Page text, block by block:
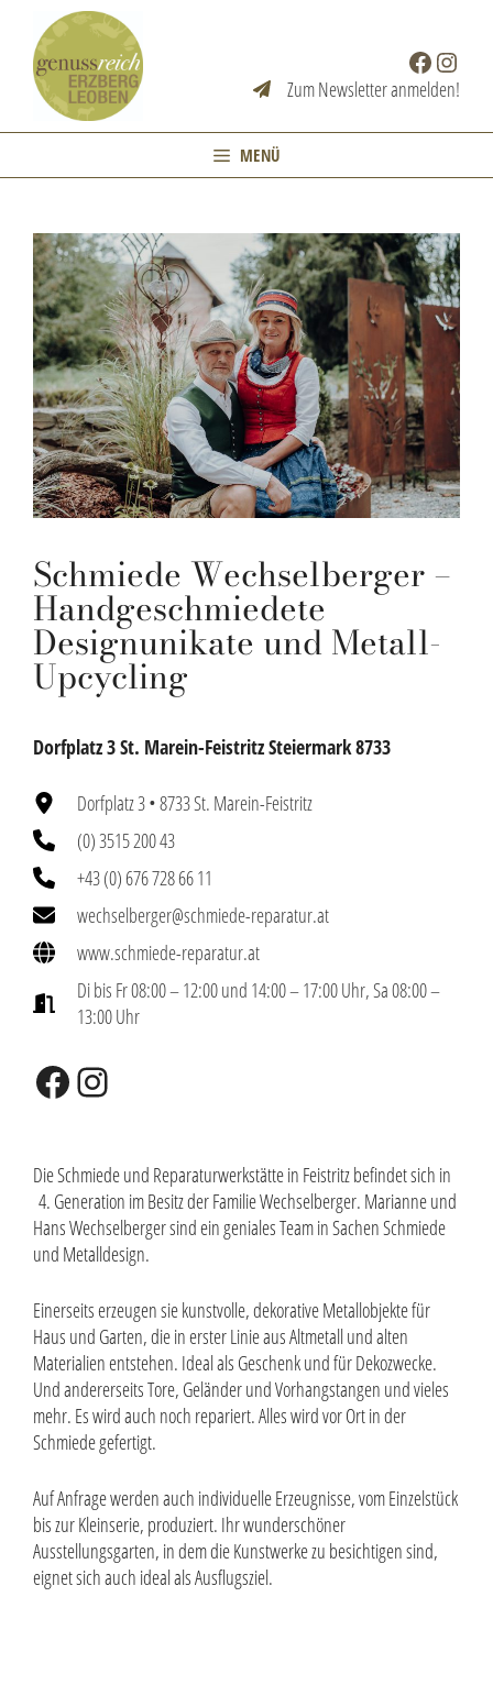
springen
Facebook
Zum Newsletter anmelden!
MENÜ
Schmiede Wechselberger –
Handgeschmiedete
Designunikate und Metall-
Upcycling
Dorfplatz 3 St. Marein-Feistritz Steiermark 8733
Dorfplatz 3 • 8733 St. Marein-Feistritz
(0) 3515 200 43
+43 (0) 676 728 66 11
wechselberger@schmiede-reparatur.at
www.schmiede-reparatur.at
Di bis Fr 08:00 – 12:00 und 14:00 – 17:00 Uhr, Sa 08:00 –
13:00 Uhr
Facebook
Instagram
Die Schmiede und Reparaturwerkstätte in Feistritz befindet sich in
4. ­Generation im Besitz der Familie Wechselberger. Marianne und
Hans Wechselberger sind ein geniales Team in Sachen Schmiede
und Metalldesign.
Einerseits erzeugen sie kunstvolle, dekorative Metallobjekte für
Haus und Garten, die in erster Linie aus Altmetall und alten
Materialien entstehen. Ideal als Geschenk und für Dekozwecke.
Und andererseits Tore, Geländer und Vorhangstangen und vieles
mehr. Es wird auch noch repariert. Alles wird vor Ort in der
Schmiede gefertigt.
Auf Anfrage werden auch individuelle Erzeugnisse, vom Einzelstück
bis zur Kleinserie, produziert. Ihr wunderschöner
Ausstellungsgarten, in dem die Kunstwerke zu besichtigen sind,
eignet sich auch ideal als Ausflugsziel.